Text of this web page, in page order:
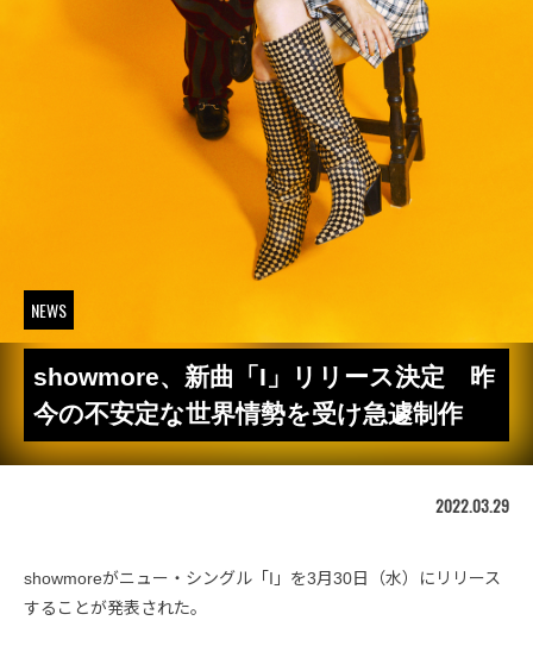
NEWS
showmore、新曲「I」リリース決定 昨
今の不安定な世界情勢を受け急遽制作
2022.03.29
showmoreがニュー・シングル「I」を3月30日（水）にリリース
することが発表された。